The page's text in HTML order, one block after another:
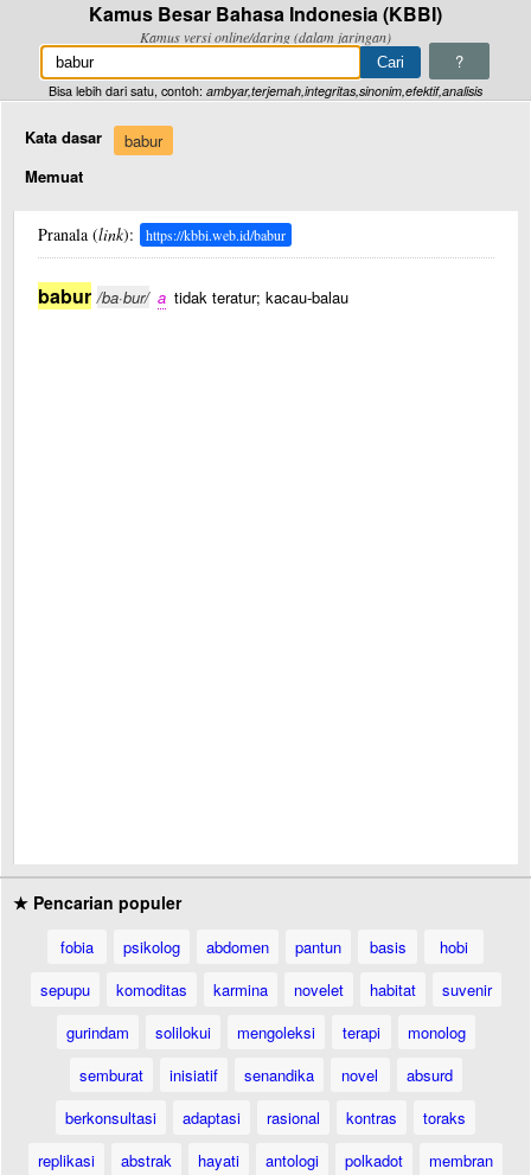
Kamus Besar Bahasa Indonesia (KBBI)
Kamus versi online/daring (dalam jaringan)
?
Bisa lebih dari satu, contoh: ambyar,terjemah,integritas,sinonim,efektif,analisis
Kata dasar
babur
Memuat
Pranala (link): https://kbbi.web.id/babur
babur /ba·bur/ a tidak teratur; kacau-balau
★ Pencarian populer
fobia psikolog abdomen pantun basis
hobi
sepupu
komoditas karmina novelet habitat
suvenir
gurindam
solilokui mengoleksi terapi
monolog
semburat
inisiatif senandika novel
absurd
berkonsultasi
adaptasi rasional kontras
toraks
replikasi
abstrak hayati antologi polkadot
membran